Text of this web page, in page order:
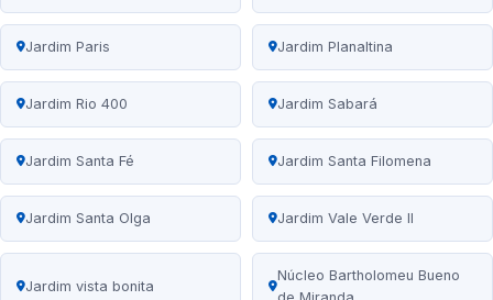
Jardim Paris Jardim Planaltina
Jardim Rio 400 Jardim Sabará
Jardim Santa Fé Jardim Santa Filomena
Jardim Santa Olga Jardim Vale Verde II
Jardim vista bonita
Núcleo Bartholomeu Bueno